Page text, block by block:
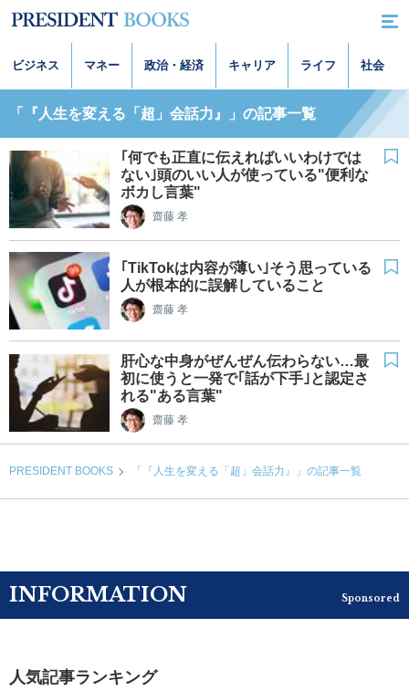
ビジネス マネー 政治・経済 キャリア ライフ 社会
「『人生を変える「超」会話力』」の記事一覧
｢何でも正直に伝えればいいわけでは
ない｣頭のいい人が使っている"便利な
ボカし言葉"
齋藤 孝
｢TikTokは内容が薄い｣そう思っている
人が根本的に誤解していること
齋藤 孝
肝心な中身がぜんぜん伝わらない…最
初に使うと一発で｢話が下手｣と認定さ
れる"ある言葉"
齋藤 孝
PRESIDENT BOOKS 「『人生を変える「超」会話力』」の記事一覧
INFORMATION Sponsored
人気記事ランキング